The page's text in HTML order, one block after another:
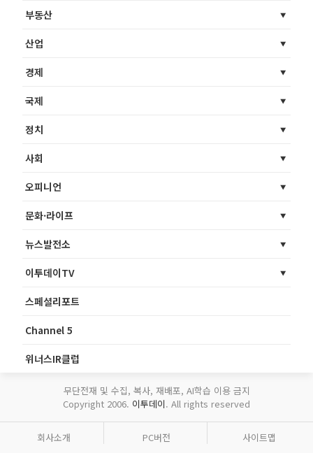
부동산
산업
경제
국제
정치
사회
오피니언
문화·라이프
뉴스발전소
이투데이TV
스페셜리포트
Channel 5
위너스IR클럽
무단전재 및 수집, 복사, 재배포, AI학습 이용 금지
Copyright 2006. 이투데이. All rights reserved
회사소개 PC버전 사이트맵